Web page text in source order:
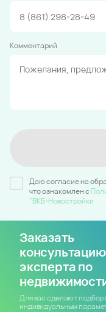
Комментарий
Даю согласие на
что ознакомлен c
"ВКБ-Новостройки
Заказать
консультацию
эксперта по
Для вас сделают подбор
индивидуальным